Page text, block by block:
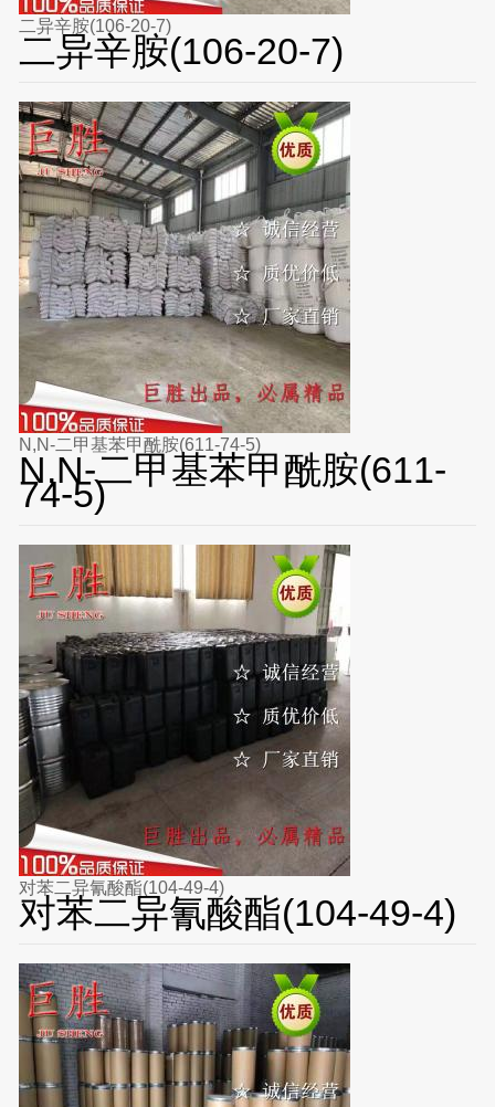
二异辛胺(106-20-7)
二异辛胺(106-20-7)
N,N-二甲基苯甲酰胺(611-74-5)
N,N-二甲基苯甲酰胺(611-
74-5)
对苯二异氰酸酯(104-49-4)
对苯二异氰酸酯(104-49-4)